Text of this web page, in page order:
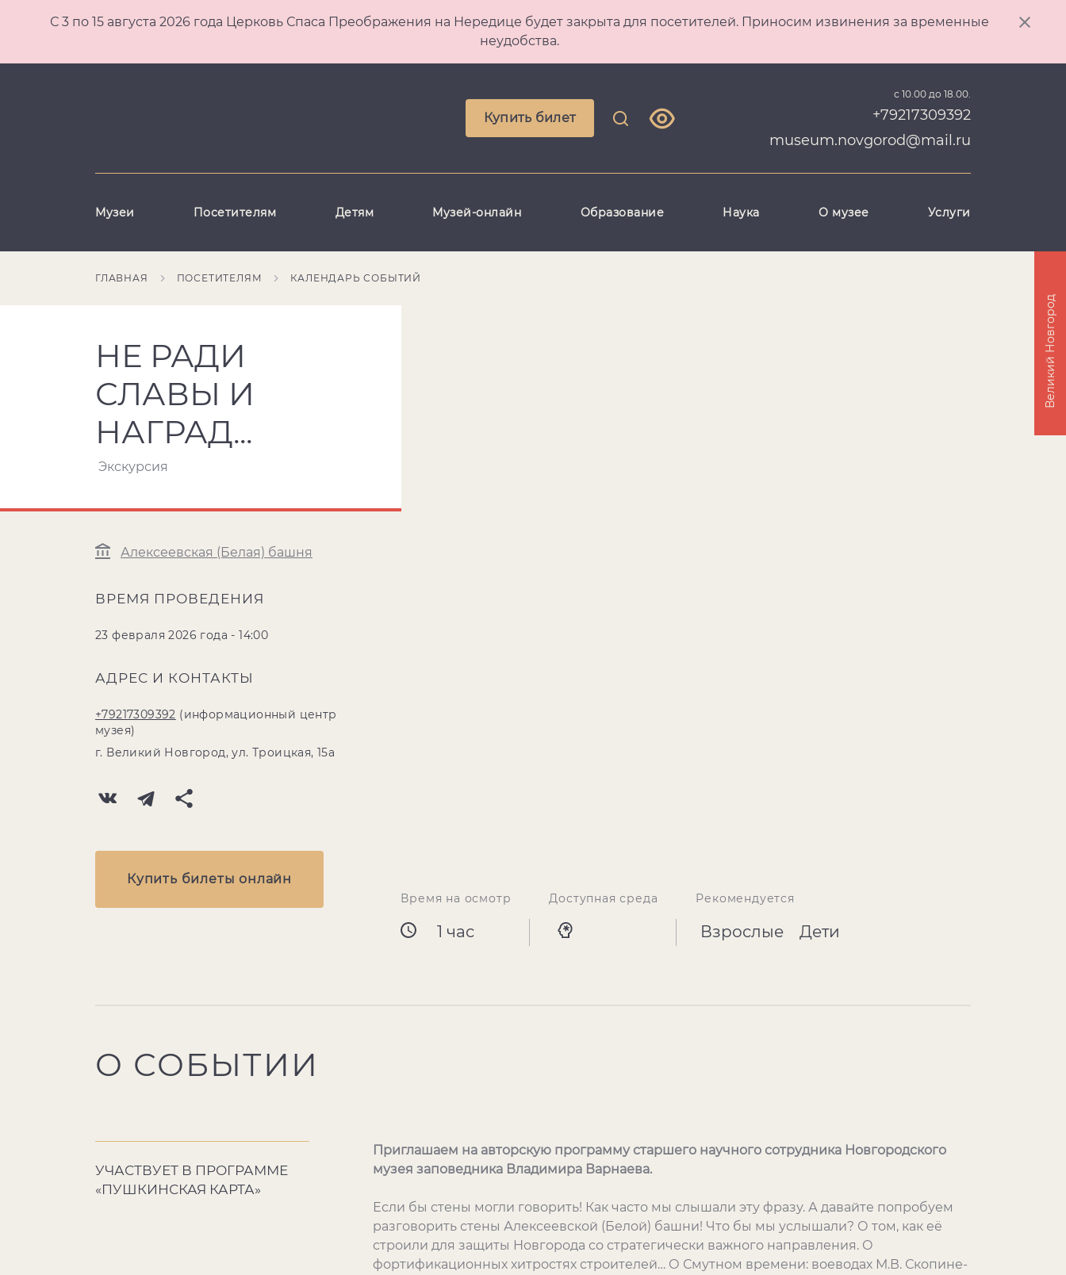
С 3 по 15 августа 2026 года Церковь Спаса Преображения на Нередице будет закрыта для посетителей. Приносим извинения за временные
неудобства.
Купить билет
с 10.00 до 18.00.
+79217309392
museum.novgorod@mail.ru
Музеи Посетителям Детям Музей-онлайн Образование Наука О музее Услуги
ГЛАВНАЯ ПОСЕТИТЕЛЯМ КАЛЕНДАРЬ СОБЫТИЙ
НЕ РАДИ
СЛАВЫ И
НАГРАД...
Экскурсия
Алексеевская (Белая) башня
ВРЕМЯ ПРОВЕДЕНИЯ
23 февраля 2026 года - 14:00
АДРЕС И КОНТАКТЫ
+79217309392 (информационный центр
музея)
г. Великий Новгород, ул. Троицкая, 15а
Купить билеты онлайн
Великий Новгород
Время на осмотр
1 час
Доступная среда Рекомендуется
Взрослые Дети
О СОБЫТИИ
УЧАСТВУЕТ В ПРОГРАММЕ
«ПУШКИНСКАЯ КАРТА»
Приглашаем на авторскую программу старшего научного сотрудника Новгородского
музея заповедника Владимира Варнаева.
Если бы стены могли говорить! Как часто мы слышали эту фразу. А давайте попробуем
разговорить стены Алексеевской (Белой) башни! Что бы мы услышали? О том, как её
строили для защиты Новгорода со стратегически важного направления. О
фортификационных хитростях строителей… О Смутном времени: воеводах М.В. Скопине-